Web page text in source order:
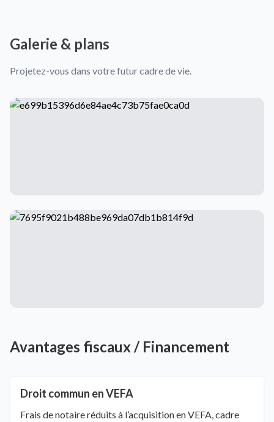
Galerie & plans
Projetez-vous dans votre futur cadre de vie.
Avantages fiscaux / Financement
Droit commun en VEFA
Frais de notaire réduits à l’acquisition en VEFA, cadre